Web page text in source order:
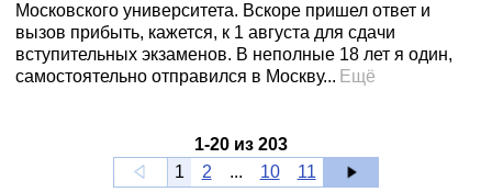
Московского университета. Вскоре пришел ответ и
вызов прибыть, кажется, к 1 августа для сдачи
вступительных экзаменов. В неполные 18 лет я один,
самостоятельно отправился в Москву... Ещё
1-20из 203
1
2 ... 10 11